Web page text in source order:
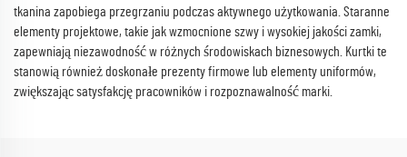
tkanina zapobiega przegrzaniu podczas aktywnego użytkowania. Staranne
elementy projektowe, takie jak wzmocnione szwy i wysokiej jakości zamki,
zapewniają niezawodność w różnych środowiskach biznesowych. Kurtki te
stanowią również doskonałe prezenty firmowe lub elementy uniformów,
zwiększając satysfakcję pracowników i rozpoznawalność marki.